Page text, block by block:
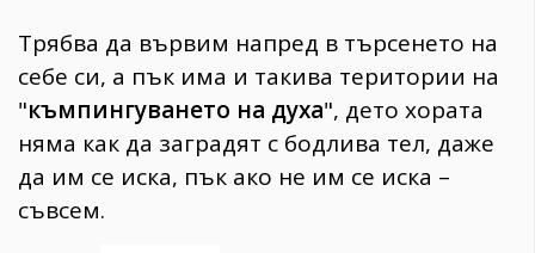
Трябва да вървим напред в търсенето на
себе си, а пък има и такива територии на
"къмпингуването на духа", дето хората
няма как да заградят с бодлива тел, даже
да им се иска, пък ако не им се иска –
съвсем.